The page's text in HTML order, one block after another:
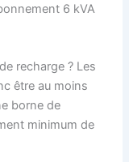
6 kVA
recharge ? Les
être au moins
borne de
minimum de